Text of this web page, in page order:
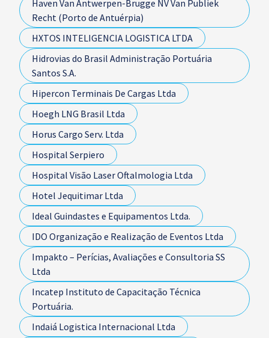
Haven Van Antwerpen-Brugge NV Van Publiek
Recht (Porto de Antuérpia)
HXTOS INTELIGENCIA LOGISTICA LTDA
Hidrovias do Brasil Administração Portuária
Santos S.A.
Hipercon Terminais De Cargas Ltda
Hoegh LNG Brasil Ltda
Horus Cargo Serv. Ltda
Hospital Serpiero
Hospital Visão Laser Oftalmologia Ltda
Hotel Jequitimar Ltda
Ideal Guindastes e Equipamentos Ltda.
IDO Organização e Realização de Eventos Ltda
Impakto – Perícias, Avaliações e Consultoria SS
Ltda
Incatep Instituto de Capacitação Técnica
Portuária.
Indaiá Logistica Internacional Ltda